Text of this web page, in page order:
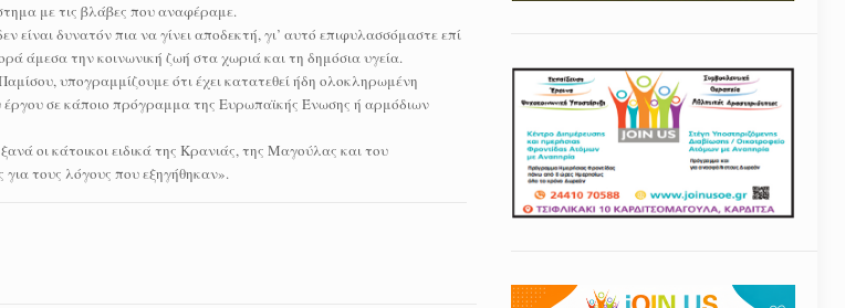
με τις βλάβες που αναφέραμε.
δυνατόν πια να γίνει αποδεκτή, γι’ αυτό επιφυλασσόμαστε επί
άμεσα την κοινωνική ζωή στα χωριά και τη δημόσια υγεία.
υπογραμμίζουμε ότι έχει κατατεθεί ήδη ολοκληρωμένη
σε κάποιο πρόγραμμα της Ευρωπαϊκής Ένωσης ή αρμόδιων
οι κάτοικοι ειδικά της Κρανιάς, της Μαγούλας και του
τους λόγους που εξηγήθηκαν».